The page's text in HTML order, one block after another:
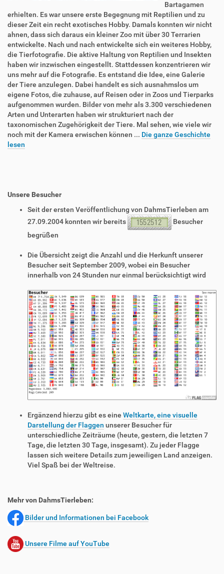
Bartagamen
erhielten. Es war unsere erste Begegnung mit Reptilien und zu
dieser Zeit ein recht exotisches Hobby. Damals konnten wir nicht
ahnen, dass sich daraus ein kleiner Zoo mit über 30 Terrarien
entwickelte. Nach und nach entwickelte sich ein weiteres Hobby,
die Tierfotografie. Die aktive Haltung von Reptilien und Insekten
haben wir inzwischen eingestellt. Stattdessen konzentrieren wir
uns mehr auf die Fotografie. Es entstand die Idee, eine Galerie
der Tiere anzulegen. Dabei handelt es sich ausnahmslos um
eigene Fotos, die zuhause, auf Reisen oder in Zoos und Tierparks
aufgenommen wurden. Bilder von mehr als 3.300 verschiedenen
Arten und Unterarten haben wir strukturiert nach der
taxonomischen Zugehörigkeit der Tiere. Mal sehen, wie viele wir
noch mit der Kamera erwischen können ... Die ganze Geschichte
lesen
Unsere Besucher
Seit der ersten Veröffentlichung von DahmsTierleben am
27.09.2004 konnten wir bereits
Besucher
begrüßen
Die Übersicht zeigt die Anzahl und die Herkunft unserer
Besucher seit September 2009, wobei ein Besucher
innerhalb von 24 Stunden nur einmal berücksichtigt wird
Ergänzend hierzu gibt es eine Weltkarte, eine visuelle
Darstellung der Flaggen unserer Besucher für
unterschiedliche Zeiträume (heute, gestern, die letzten 7
Tage, die letzten 30 Tage, insgesamt). Zu jeder Flagge
lassen sich weitere Details zum jeweiligen Land anzeigen.
Viel Spaß bei der Weltreise.
Mehr von DahmsTierleben:
Bilder und Informationen bei Facebook
Unsere Filme auf YouTube